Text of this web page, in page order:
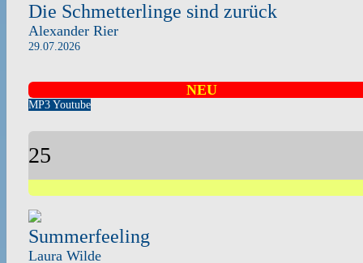
Die Schmetterlinge sind zurück
Alexander Rier
29.07.2026
NEU
MP3Youtube
25
Summerfeeling
Laura Wilde